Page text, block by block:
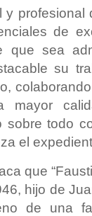
y
de
que sea
su
mayor
sobre todo
el
que
hijo de
de una